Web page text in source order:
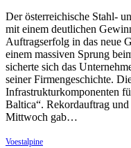
Der österreichische Stahl-
mit einem deutlichen
Auftragserfolg in das neue
einem massiven Sprung
sicherte sich das
seiner Firmengeschichte.
Infrastrukturkomponenten
Baltica“. Rekordauftrag
Mittwoch gab…
Voestalpine